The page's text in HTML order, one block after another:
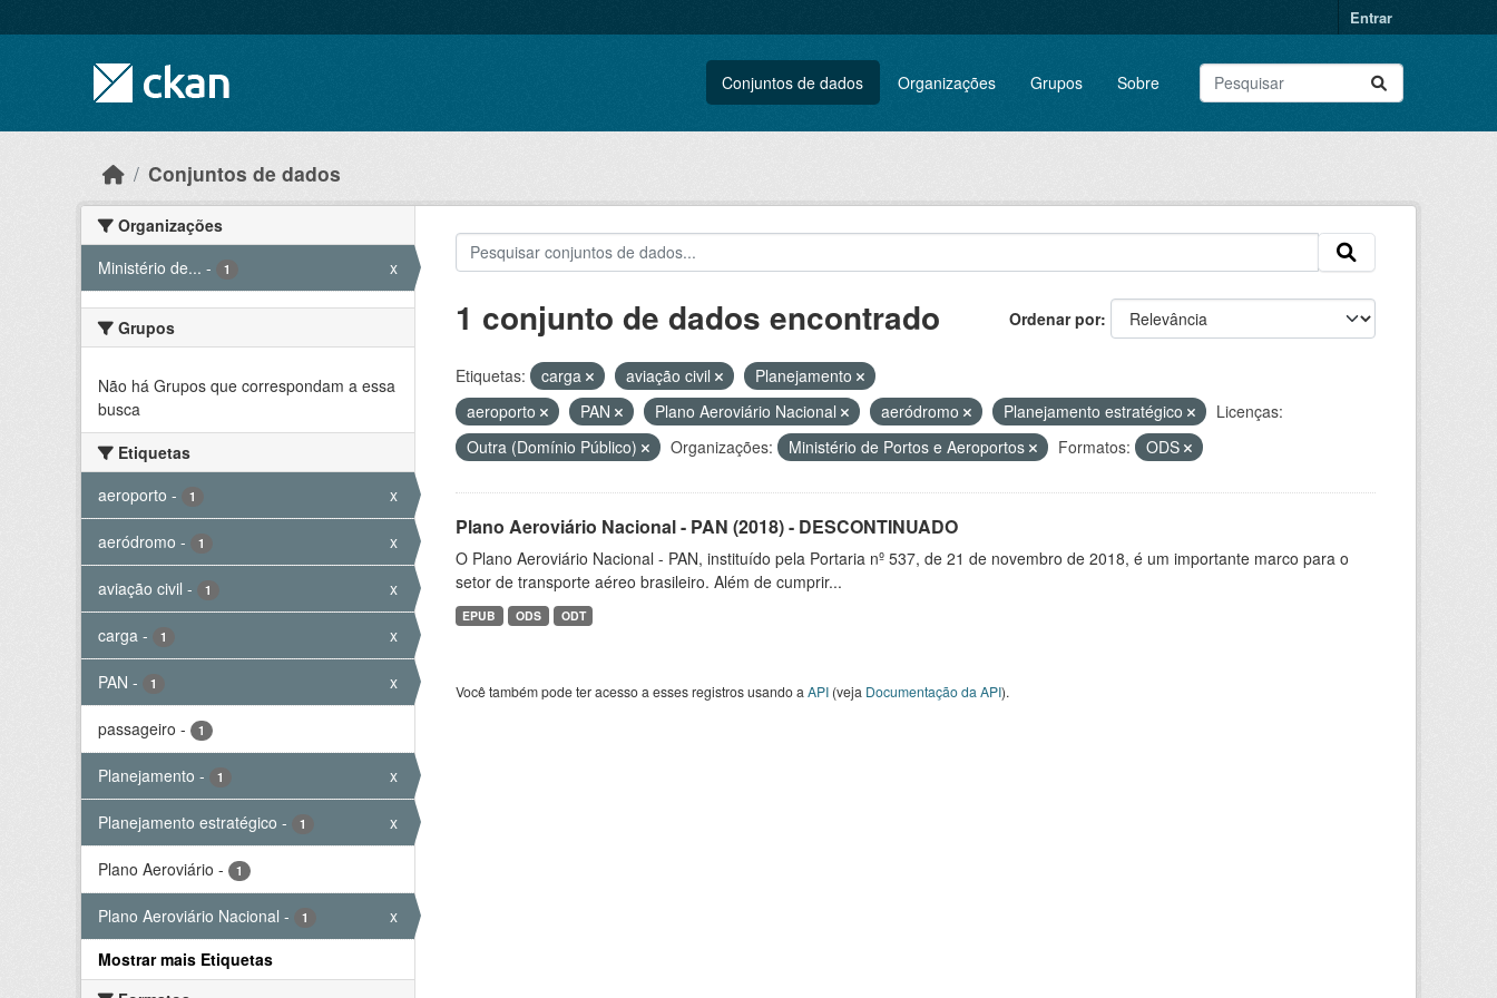
Entrar
Conjuntos de dados Organizações Grupos Sobre
Conjuntos de dados
Organizações
Ministério de... - 1 x
Grupos
Não há Grupos que correspondam a essa
busca
Etiquetas
aeroporto - 1 x
aeródromo - 1 x
aviação civil - 1 x
carga - 1 x
PAN - 1 x
passageiro - 1
Planejamento - 1 x
Planejamento estratégico - 1 x
Plano Aeroviário - 1
Plano Aeroviário Nacional - 1
x
Mostrar mais Etiquetas
Ordenar por
1 conjunto de dados encontrado
Etiquetas: carga aviação civil
Planejamento
aeroporto
PAN Plano Aeroviário Nacional aeródromo Planejamento estratégico
Licenças:
Outra (Domínio Público)
Organizações: Ministério de Portos e Aeroportos Formatos: ODS
Plano Aeroviário Nacional - PAN (2018) - DESCONTINUADO
O Plano Aeroviário Nacional - PAN, instituído pela Portaria nº 537, de 21 de novembro de 2018, é um importante marco para o
setor de transporte aéreo brasileiro. Além de cumprir...
EPUB ODS ODT
Você também pode ter acesso a esses registros usando a API(veja Documentação da API).